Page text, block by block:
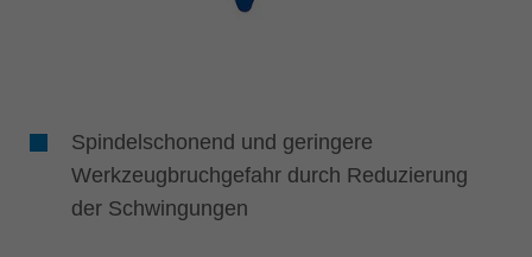
Spindelschonend und geringere
Werkzeugbruchgefahr durch Reduzierung
der Schwingungen